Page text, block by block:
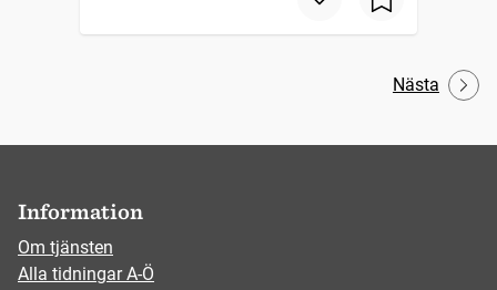
Nästa
Information
Om tjänsten
Alla tidningar A-Ö